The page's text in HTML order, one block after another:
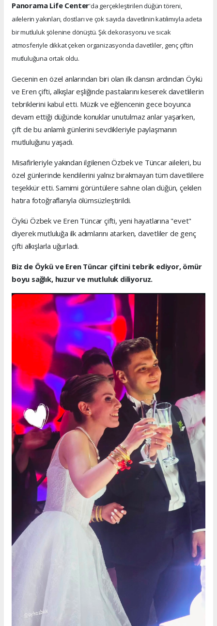
Panorama Life Center'da gerçekleştirilen düğün töreni,
ailelerin yakınları, dostları ve çok sayıda davetlinin katılımıyla adeta
bir mutluluk şölenine dönüştü. Şık dekorasyonu ve sıcak
atmosferiyle dikkat çeken organizasyonda davetliler, genç çiftin
mutluluğuna ortak oldu.
Gecenin en özel anlarından biri olan ilk dansın ardından Öykü
ve Eren çifti, alkışlar eşliğinde pastalarını keserek davetlilerin
tebriklerini kabul etti. Müzik ve eğlencenin gece boyunca
devam ettiği düğünde konuklar unutulmaz anlar yaşarken,
çift de bu anlamlı günlerini sevdikleriyle paylaşmanın
mutluluğunu yaşadı.
Misafirleriyle yakından ilgilenen Özbek ve Tüncar aileleri, bu
özel günlerinde kendilerini yalnız bırakmayan tüm davetlilere
teşekkür etti. Samimi görüntülere sahne olan düğün, çekilen
hatıra fotoğraflarıyla ölümsüzleştirildi.
Öykü Özbek ve Eren Tüncar çifti, yeni hayatlarına "evet"
diyerek mutluluğa ilk adımlarını atarken, davetliler de genç
çifti alkışlarla uğurladı.
Biz de Öykü ve Eren Tüncar çiftini tebrik ediyor, ömür
boyu sağlık, huzur ve mutluluk diliyoruz.